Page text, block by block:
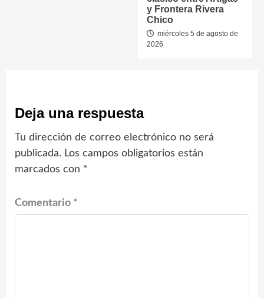
y Frontera Rivera
Chico
miércoles 5 de agosto de
2026
Deja una respuesta
Tu dirección de correo electrónico no será
publicada. Los campos obligatorios están
marcados con *
Comentario *